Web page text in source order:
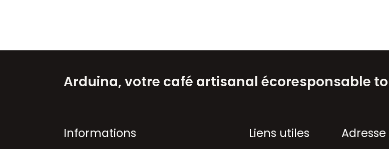
Informations
Arduina, votre café artisanal écoresponsable
A​dresse
Liens utiles